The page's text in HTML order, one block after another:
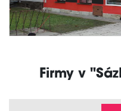
Firmy v